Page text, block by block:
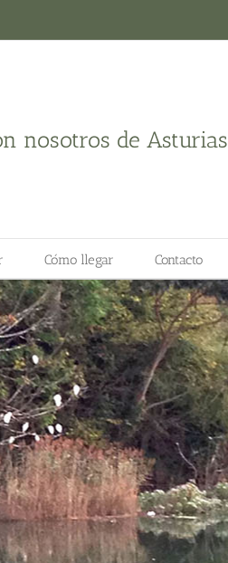
nosotros de Asturias
Cómo llegar Contacto